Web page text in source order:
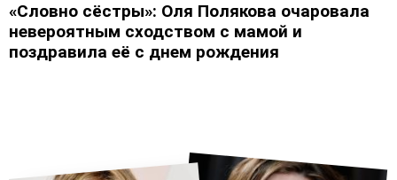
«Словно сёстры»: Оля Полякова очаровала
невероятным сходством с мамой и
поздравила её с днем рождения